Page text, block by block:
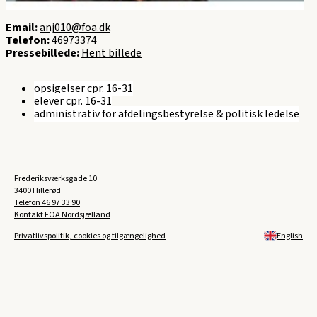
Email:anj010@foa.dk
Telefon:46973374
Pressebillede:Hent billede
opsigelser cpr. 16-31
elever cpr. 16-31
administrativ for afdelingsbestyrelse & politisk ledelse
Frederiksværksgade 10
3400 Hillerød
Telefon46 97 33 90
Kontakt FOA Nordsjælland
Privatlivspolitik, cookies og tilgængelighed
English